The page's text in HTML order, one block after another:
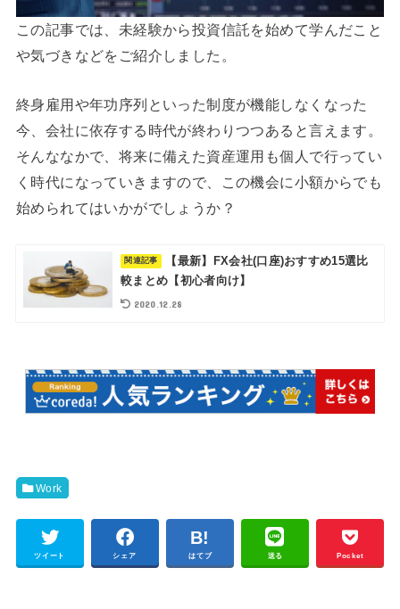
この記事では、未経験から投資信託を始めて学んだこと
や気づきなどをご紹介しました。
終身雇用や年功序列といった制度が機能しなくなった
今、会社に依存する時代が終わりつつあると言えます。
そんななかで、将来に備えた資産運用も個人で行ってい
く時代になっていきますので、この機会に小額からでも
始められてはいかがでしょうか？
【最新】FX会社(口座)おすすめ15選比
較まとめ【初心者向け】
2020.12.28
Work
ツイート シェア はてブ 送る Pocket